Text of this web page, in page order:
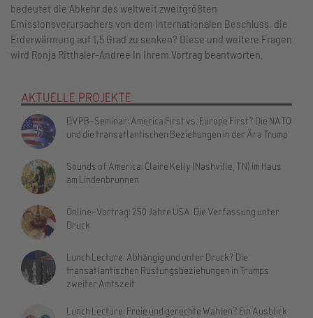
bedeutet die Abkehr des weltweit zweitgrößten
Emissionsverursachers von dem internationalen Beschluss, die
Erderwärmung auf 1,5 Grad zu senken? Diese und weitere Fragen
wird Ronja Ritthaler-Andree in ihrem Vortrag beantworten.
AKTUELLE PROJEKTE
DVPB-Seminar: America First vs. Europe First? Die NATO
und die transatlantischen Beziehungen in der Ära Trump
Sounds of America: Claire Kelly (Nashville, TN) im Haus
am Lindenbrunnen
Online-Vortrag: 250 Jahre USA: Die Verfassung unter
Druck
Lunch Lecture: Abhängig und unter Druck? Die
transatlantischen Rüstungsbeziehungen in Trumps
zweiter Amtszeit
Lunch Lecture: Freie und gerechte Wahlen? Ein Ausblick